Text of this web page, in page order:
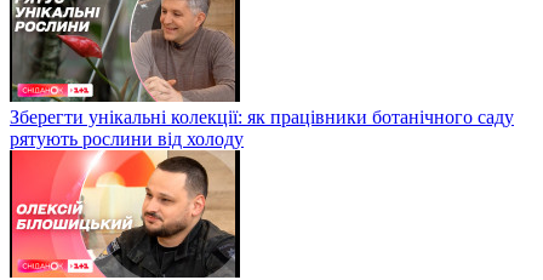
Зберегти унікальні колекції: як працівники ботанічного саду
рятують рослини від холоду